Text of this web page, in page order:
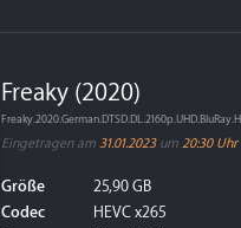
Freaky (2020)
Eingetragen am 31.01.2023um 20:30 Uhr
Größe
25,90 GB
Codec
HEVC x265